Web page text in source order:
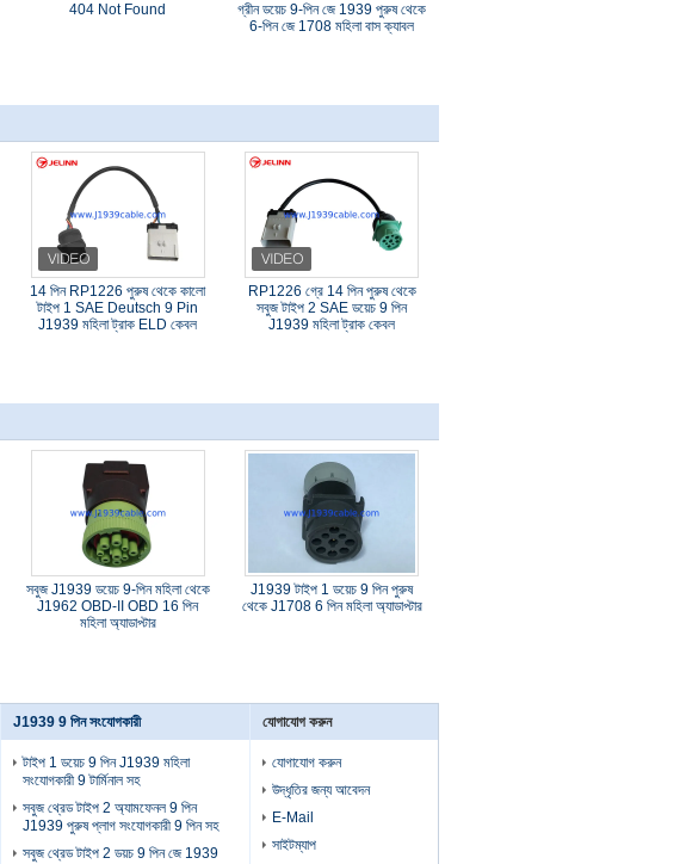
404 Not Found
গ্রীন ডয়েচ 9-পিন জে 1939 পুরুষ থেকে
6-পিন জে 1708 মহিলা বাস ক্যাবল
14 পিন RP1226 পুরুষ থেকে কালো
টাইপ 1 SAE Deutsch 9 Pin
J1939 মহিলা ট্রাক ELD কেবল
RP1226 গ্রে 14 পিন পুরুষ থেকে
সবুজ টাইপ 2 SAE ডয়েচ 9 পিন
J1939 মহিলা ট্রাক কেবল
সবুজ J1939 ডয়েচ 9-পিন মহিলা থেকে
J1962 OBD-II OBD 16 পিন
মহিলা অ্যাডাপ্টার
J1939 টাইপ 1 ডয়েচ 9 পিন পুরুষ
থেকে J1708 6 পিন মহিলা অ্যাডাপ্টার
J1939 9 পিন সংযোগকারী
টাইপ 1 ডয়েচ 9 পিন J1939 মহিলা
সংযোগকারী 9 টার্মিনাল সহ
সবুজ থ্রেড টাইপ 2 অ্যামফেনল 9 পিন
J1939 পুরুষ প্লাগ সংযোগকারী 9 পিন সহ
সবুজ থ্রেড টাইপ 2 ডয়চ 9 পিন জে 1939
যোগাযোগ করুন
যোগাযোগ করুন
উদ্ধৃতির জন্য আবেদন
E-Mail
সাইটম্যাপ